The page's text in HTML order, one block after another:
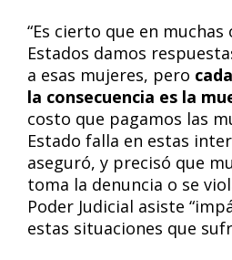
“Es cierto que en muchas
Estados damos
a esas mujeres, pero
la consecuencia es la
costo que pagamos las
Estado falla en estas
aseguró, y precisó que
toma la denuncia o se
Poder Judicial asiste
estas situaciones que